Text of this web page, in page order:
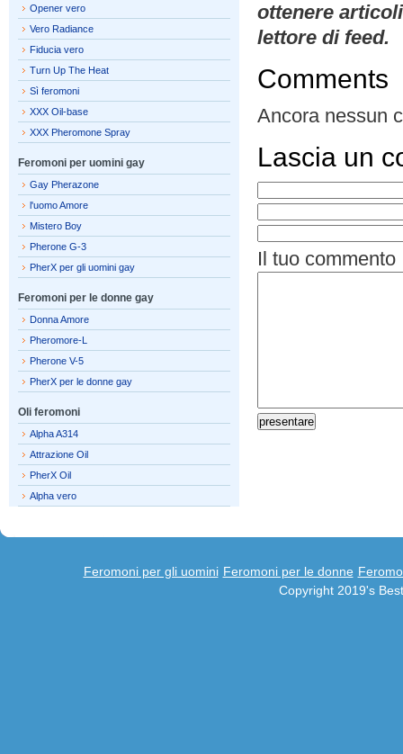
ottenere
lettore di feed.
Comments
Ancora nessun
Lascia un
Il tuo commento
Opener vero
Vero Radiance
Fiducia vero
Turn Up The Heat
Sì feromoni
XXX Oil-base
XXX Pheromone Spray
Feromoni per uomini gay
Gay Pherazone
l'uomo Amore
Mistero Boy
Pherone G-3
PherX per gli uomini gay
Feromoni per le donne gay
Donna Amore
Pheromore-L
Pherone V-5
PherX per le donne gay
Oli feromoni
Alpha A314
Attrazione Oil
PherX Oil
Alpha vero
Feromoni per gli uomini Feromoni per le donne
Copyright 2019's